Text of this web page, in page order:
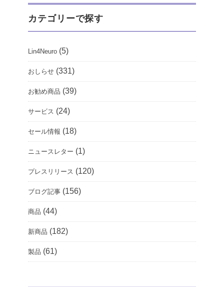
カテゴリーで探す
Lin4Neuro (5)
おしらせ (331)
お勧め商品 (39)
サービス (24)
セール情報 (18)
ニュースレター (1)
プレスリリース (120)
ブログ記事 (156)
商品 (44)
新商品 (182)
製品 (61)